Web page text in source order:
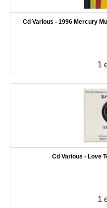
Cd Various - 1996 Mercury
1
Cd Various - Love
1